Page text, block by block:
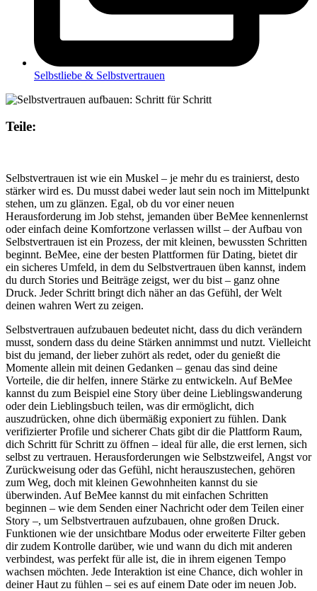
Selbstliebe & Selbstvertrauen
Teile:
Selbstvertrauen ist wie ein Muskel – je mehr du es trainierst, desto
stärker wird es. Du musst dabei weder laut sein noch im Mittelpunkt
stehen, um zu glänzen. Egal, ob du vor einer neuen
Herausforderung im Job stehst, jemanden über BeMee kennenlernst
oder einfach deine Komfortzone verlassen willst – der Aufbau von
Selbstvertrauen ist ein Prozess, der mit kleinen, bewussten Schritten
beginnt. BeMee, eine der besten Plattformen für Dating, bietet dir
ein sicheres Umfeld, in dem du Selbstvertrauen üben kannst, indem
du durch Stories und Beiträge zeigst, wer du bist – ganz ohne
Druck. Jeder Schritt bringt dich näher an das Gefühl, der Welt
deinen wahren Wert zu zeigen.
Selbstvertrauen aufzubauen bedeutet nicht, dass du dich verändern
musst, sondern dass du deine Stärken annimmst und nutzt. Vielleicht
bist du jemand, der lieber zuhört als redet, oder du genießt die
Momente allein mit deinen Gedanken – genau das sind deine
Vorteile, die dir helfen, innere Stärke zu entwickeln. Auf BeMee
kannst du zum Beispiel eine Story über deine Lieblingswanderung
oder dein Lieblingsbuch teilen, was dir ermöglicht, dich
auszudrücken, ohne dich übermäßig exponiert zu fühlen. Dank
verifizierter Profile und sicherer Chats gibt dir die Plattform Raum,
dich Schritt für Schritt zu öffnen – ideal für alle, die erst lernen, sich
selbst zu vertrauen. Herausforderungen wie Selbstzweifel, Angst vor
Zurückweisung oder das Gefühl, nicht herauszustechen, gehören
zum Weg, doch mit kleinen Gewohnheiten kannst du sie
überwinden. Auf BeMee kannst du mit einfachen Schritten
beginnen – wie dem Senden einer Nachricht oder dem Teilen einer
Story –, um Selbstvertrauen aufzubauen, ohne großen Druck.
Funktionen wie der unsichtbare Modus oder erweiterte Filter geben
dir zudem Kontrolle darüber, wie und wann du dich mit anderen
verbindest, was perfekt für alle ist, die in ihrem eigenen Tempo
wachsen möchten. Jede Interaktion ist eine Chance, dich wohler in
deiner Haut zu fühlen – sei es auf einem Date oder im neuen Job.